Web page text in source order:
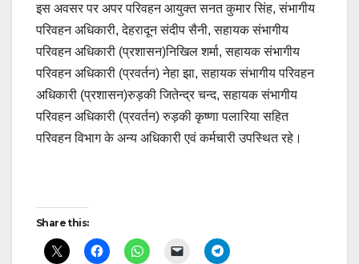
इस अवसर पर अपर परिवहन आयुक्त सनत कुमार सिंह, संभागीय
परिवहन अधिकारी, देहरादून संदीप सैनी, सहायक संभागीय
परिवहन अधिकारी (प्रशासन)निखिल शर्मा, सहायक संभागीय
परिवहन अधिकारी (प्रवर्तन) नेहा झा, सहायक संभागीय परिवहन
अधिकारी (प्रशासन)रुड़की जितेन्द्र चन्द, सहायक संभागीय
परिवहन अधिकारी (प्रवर्तन) रुड़की कृष्णा पलारिया सहित
परिवहन विभाग के अन्य अधिकारी एवं कर्मचारी उपस्थित रहे।
Post
navigation
Share this: